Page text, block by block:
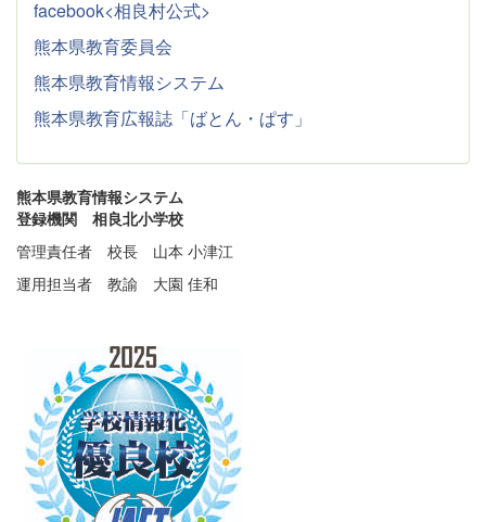
facebook<相良村公式>
熊本県教育委員会
熊本県教育情報システム
熊本県教育広報誌「ばとん・ぱす」
熊本県教育情報システム
登録機関 相良北小学校
管理責任者 校長 山本 小津江
運用担当者 教諭 大園 佳和